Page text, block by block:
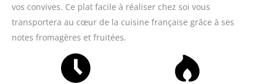
vos convives. Ce plat facile à réaliser chez soi vous
transportera au cœur de la cuisine française grâce à ses
notes fromagères et fruitées.